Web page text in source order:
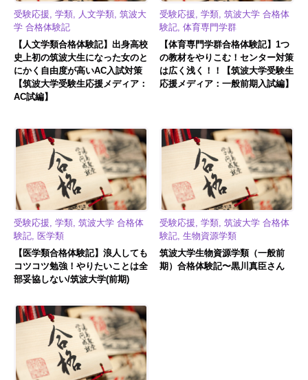
受験応援, 学類, 人文学類, 筑波大
学 合格体験記
【人文学類合格体験記】出身高校
史上初の筑波大生になった女のと
にかく自由度が高いAC入試対策
【筑波大学受験生応援メディア：
AC試編】
受験応援, 学類, 筑波大学 合格体
験記, 体育専門学群
【体育専門学群合格体験記】1つ
の教材をやりこむ！センター対策
は広く浅く！！【筑波大学受験生
応援メディア：一般前期入試編】
受験応援, 学類, 筑波大学 合格体
験記, 医学類
【医学類合格体験記】浪人しても
コツコツ勉強！やりたいことは全
部妥協しない/筑波大学(前期)
受験応援, 学類, 筑波大学 合格体
験記, 生物資源学類
筑波大学生物資源学類（一般前
期）合格体験記〜黒川真臣さん